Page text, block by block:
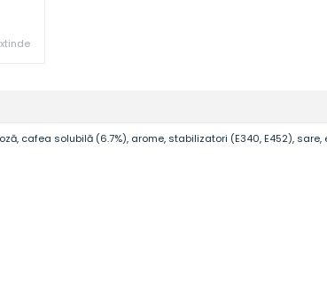
cafea solubilă (6.7%), arome, stabilizatori (E340, E452), sare,